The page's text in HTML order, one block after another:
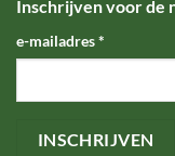
Inschrijven voor de
e-mailadres*